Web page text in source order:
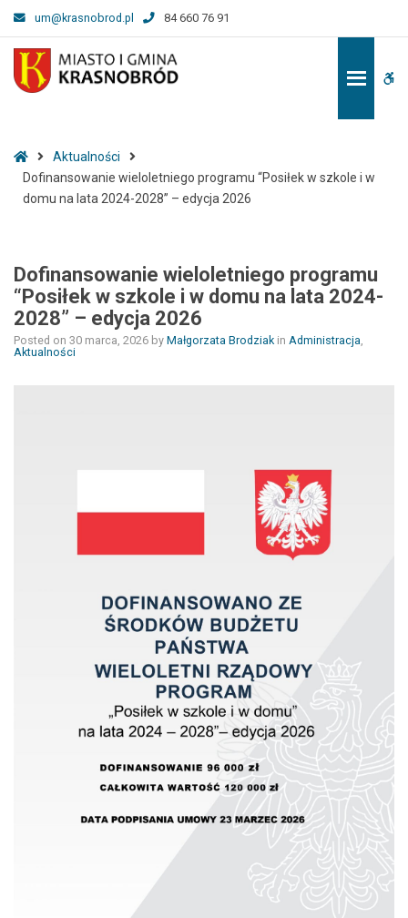
wieloletniego
programu
“Posiłek
domu
2028”
edycja
2026
um@krasnobrod.pl 84 660 76 91
HomeAktualności
Dofinansowanie wieloletniego programu “Posiłek w szkole i w
domu na lata 2024-2028” – edycja 2026
Dofinansowanie wieloletniego programu
“Posiłek w szkole i w domu na lata 2024-
2028” – edycja 2026
Posted on 30 marca, 2026 by Małgorzata Brodziak in Administracja,
Aktualności